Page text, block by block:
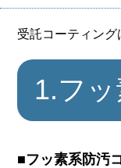
受託コーティング
1.フ
■フッ素系防汚